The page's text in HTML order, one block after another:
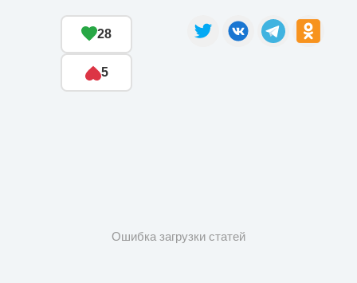
28
5
Ошибка загрузки статей